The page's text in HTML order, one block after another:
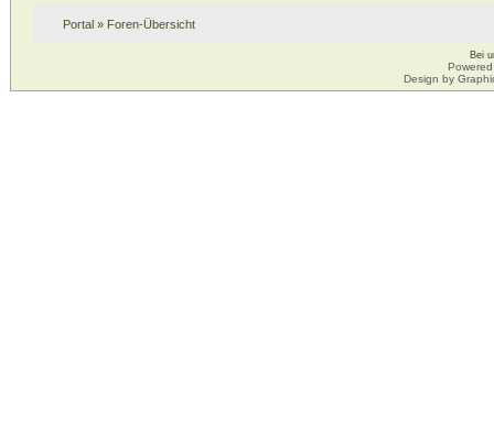
Portal» Foren-Übersicht
Bei
Design by